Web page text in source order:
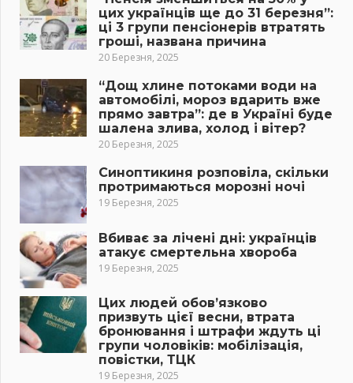
цих українців ще до 31 березня”:
ці 3 групи пенсіонерів втратять
гроші, названа причина
20 Березня, 2025
“Дощ хлине потоками води на
автомобілі, мороз вдарить вже
прямо завтра”: де в Україні буде
шалена злива, холод і вітер?
20 Березня, 2025
Синоптикиня розповіла, скільки
протримаються морозні ночі
19 Березня, 2025
Вбиває за лічені дні: українців
атакує смертельна хвороба
19 Березня, 2025
Цих людей обов’язково
призвуть цієї весни, втрата
бронювання і штрафи ждуть ці
групи чоловіків: мобілізація,
повістки, ТЦК
19 Березня, 2025